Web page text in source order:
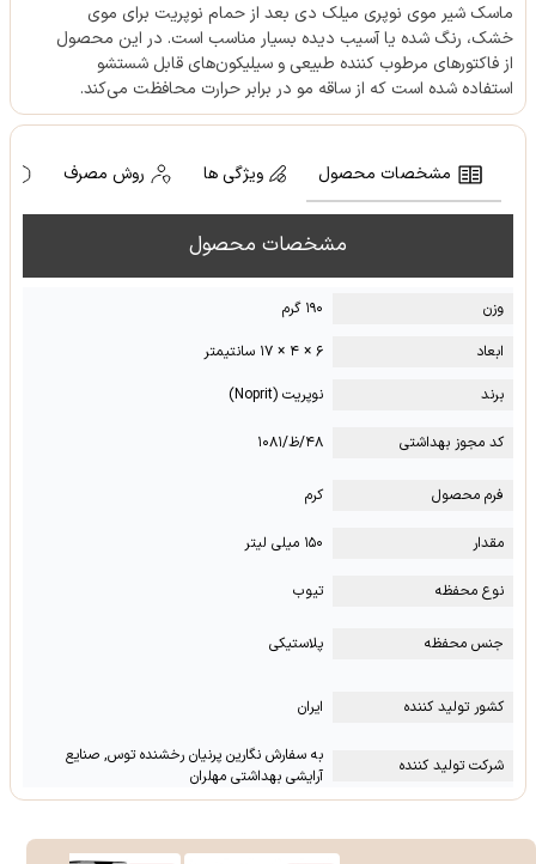
ماسک شیر موی نوپری میلک دی بعد از حمام نوپریت برای موی
خشک، رنگ شده یا آسیب دیده بسیار مناسب است. در این محصول
از فاکتورهای مرطوب کننده طبیعی و سیلیکون‌های قابل شستشو
استفاده شده است که از ساقه مو در برابر حرارت محافظت می‌کند.
مشخصات محصول ویژگی ها روش مصرف
مشخصات محصول
وزن
۱۹۰ گرم
ابعاد
۶ × ۴ × ۱۷ سانتیمتر
برند
نوپریت (Noprit)
کد مجوز بهداشتی ۴۸/ظ/۱۰۸۱
فرم محصول کرم
مقدار ۱۵۰ میلی لیتر
نوع محفظه تیوب
جنس محفظه پلاستیکی
کشور تولید کننده ایران
شرکت تولید کننده
به سفارش نگارین پرنیان رخشنده توس, صنایع
آرایشی بهداشتی مهلران